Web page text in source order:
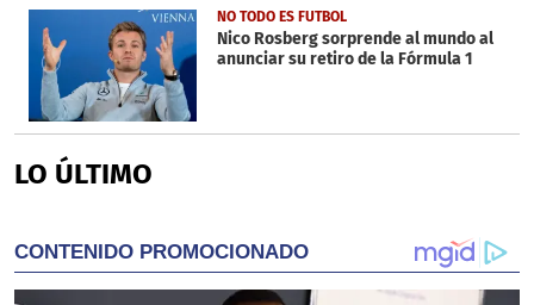
NO TODO ES FUTBOL
Nico Rosberg sorprende al mundo al
anunciar su retiro de la Fórmula 1
LO ÚLTIMO